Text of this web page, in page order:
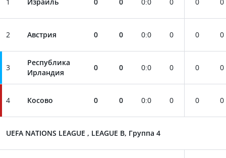
2 Австрия 0 0 0:0 0 0 0
3
Республика
Ирландия
0 0 0:0 0 0 0
4 Косово 0 0 0:0 0 0 0
UEFA NATIONS LEAGUE , LEAGUE B, Группа 4